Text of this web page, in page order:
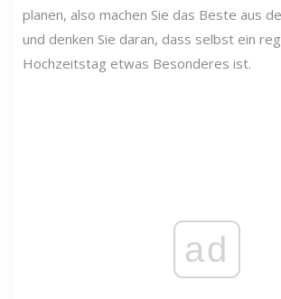
planen, also machen Sie das Beste aus
und denken Sie daran, dass selbst ein
Hochzeitstag etwas Besonderes ist.
ad